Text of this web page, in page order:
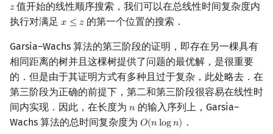
𝑧
z值开始的线性顺序搜索，我们可以在总线性时间复杂度内
执行对满足 𝑥 ≤ 𝑧
x≤z 的第一个位置的搜索．
Garsia–Wachs 算法的第三阶段的证明，即存在另一棵具有
相同距离的树并且这棵树提供了问题的最优解，是很重要
的．但是由于其证明方式有多种且过于复杂，此处略去．在
第三阶段为正确的前提下，第二和第三阶段很容易在线性时
间内实现．因此，在长度为 𝑛
n 的输入序列上，Garsia–
Wachs 算法的总时间复杂度为 𝑂(𝑛log𝑛)
O(nlogn) ．